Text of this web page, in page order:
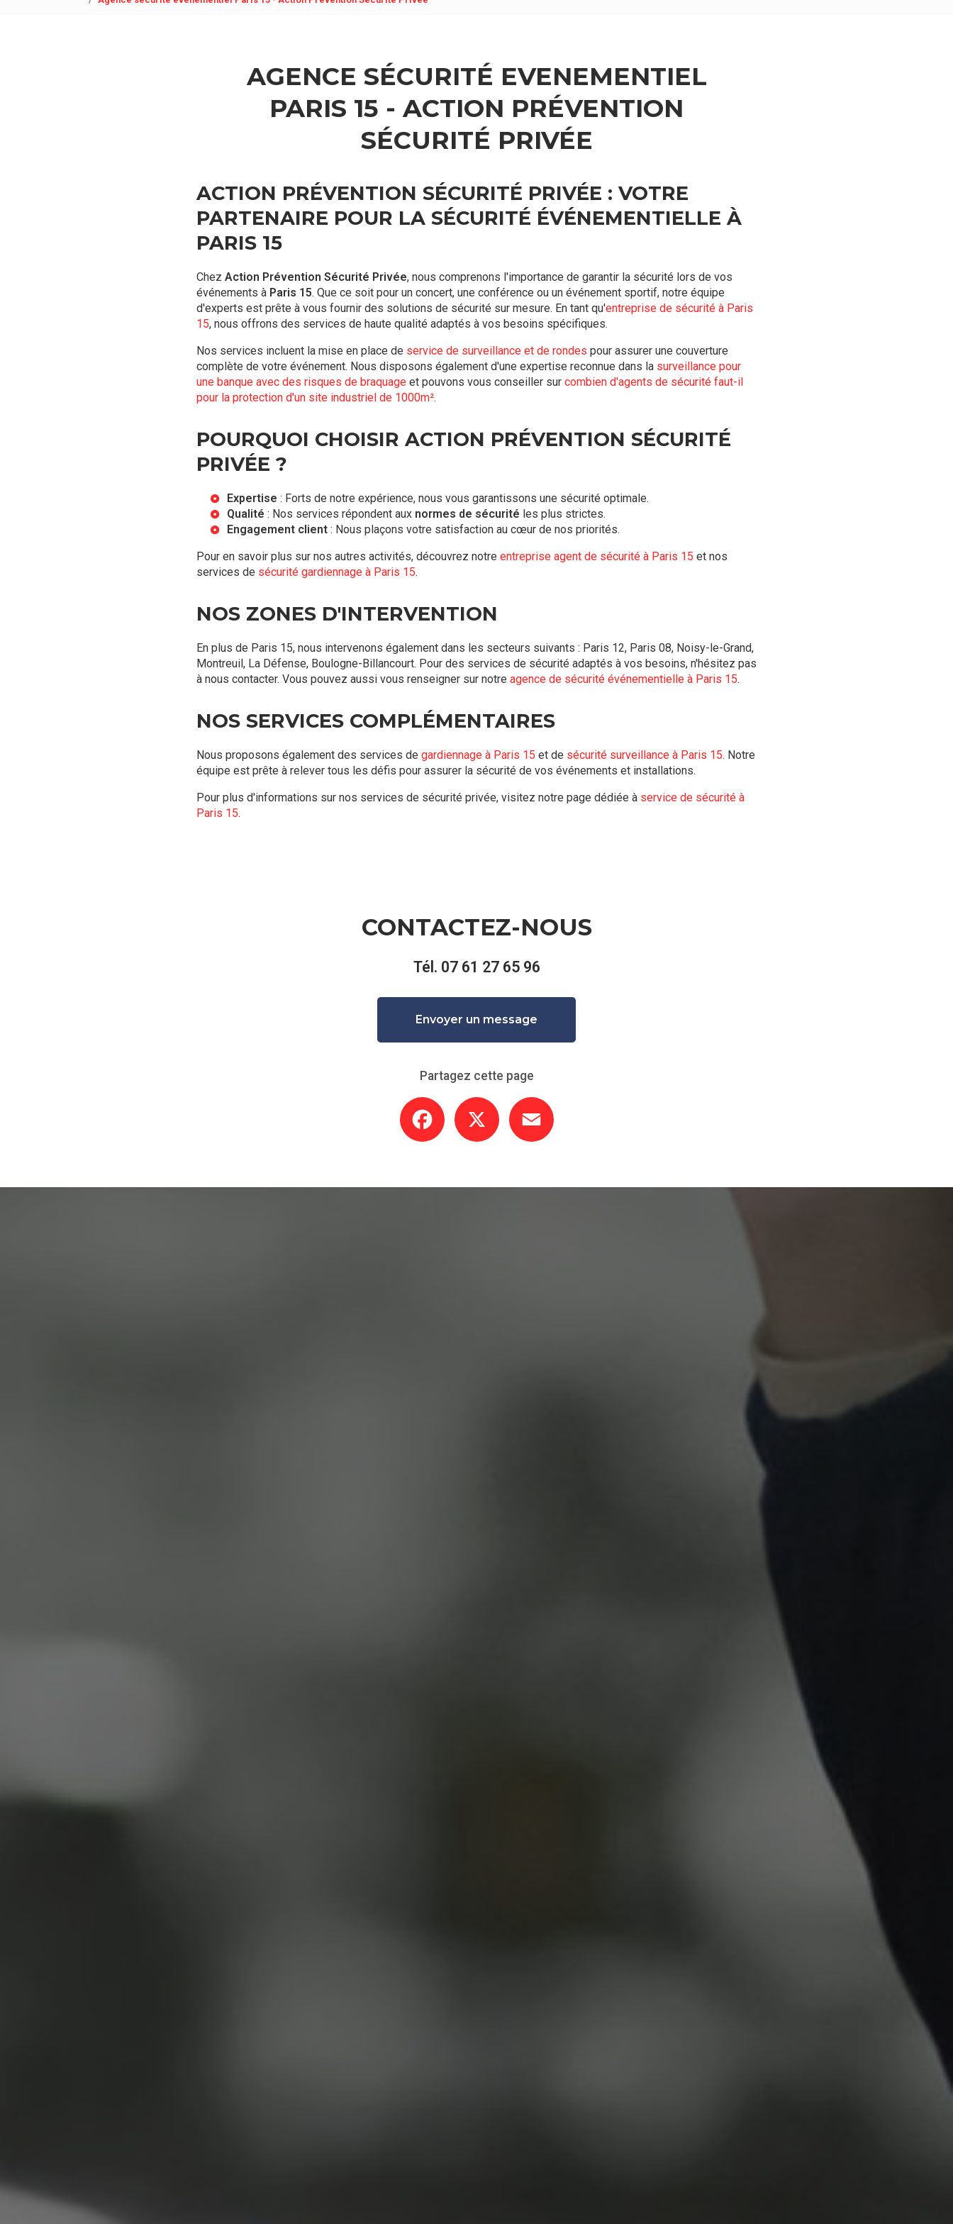
AGENCE SÉCURITÉ EVENEMENTIEL
PARIS 15 - ACTION PRÉVENTION
SÉCURITÉ PRIVÉE
ACTION PRÉVENTION SÉCURITÉ PRIVÉE : VOTRE
PARTENAIRE POUR LA SÉCURITÉ ÉVÉNEMENTIELLE À
PARIS 15
Chez Action Prévention Sécurité Privée, nous comprenons l'importance de garantir la sécurité lors de vos
événements à Paris 15. Que ce soit pour un concert, une conférence ou un événement sportif, notre équipe
d'experts est prête à vous fournir des solutions de sécurité sur mesure. En tant qu'entreprise de sécurité à Paris
15, nous offrons des services de haute qualité adaptés à vos besoins spécifiques.
Nos services incluent la mise en place de service de surveillance et de rondes pour assurer une couverture
complète de votre événement. Nous disposons également d'une expertise reconnue dans la surveillance pour
une banque avec des risques de braquage et pouvons vous conseiller sur combien d'agents de sécurité faut-il
pour la protection d'un site industriel de 1000m².
POURQUOI CHOISIR ACTION PRÉVENTION SÉCURITÉ
PRIVÉE ?
Expertise : Forts de notre expérience, nous vous garantissons une sécurité optimale.
Qualité : Nos services répondent aux normes de sécurité les plus strictes.
Engagement client : Nous plaçons votre satisfaction au cœur de nos priorités.
Pour en savoir plus sur nos autres activités, découvrez notre entreprise agent de sécurité à Paris 15 et nos
services de sécurité gardiennage à Paris 15.
NOS ZONES D'INTERVENTION
En plus de Paris 15, nous intervenons également dans les secteurs suivants : Paris 12, Paris 08, Noisy-le-Grand,
Montreuil, La Défense, Boulogne-Billancourt. Pour des services de sécurité adaptés à vos besoins, n'hésitez pas
à nous contacter. Vous pouvez aussi vous renseigner sur notre agence de sécurité événementielle à Paris 15.
NOS SERVICES COMPLÉMENTAIRES
Nous proposons également des services de gardiennage à Paris 15 et de sécurité surveillance à Paris 15. Notre
équipe est prête à relever tous les défis pour assurer la sécurité de vos événements et installations.
Pour plus d'informations sur nos services de sécurité privée, visitez notre page dédiée à service de sécurité à
Paris 15.
CONTACTEZ-NOUS
Tél. 07 61 27 65 96
Envoyer un message
Partagez cette page
Facebook